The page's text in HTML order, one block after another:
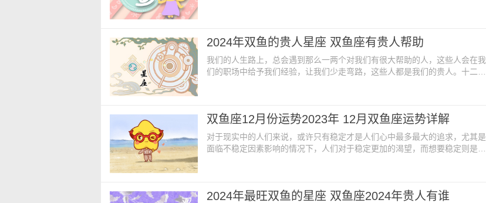
们对爱情都比较执着，属于温情且真切的人。两个人
2024年双鱼的贵人星座 双鱼座有贵人帮助
我们的人生路上，总会遇到那么一两个对我们有很大帮助的人，这些人会在我
们的职场中给予我们经验，让我们少走弯路，这些人都是我们的贵人。十二星
事业，让他们变得更加自律，并且实现更大的目标。处女座的监
双鱼座12月份运势2023年 12月双鱼座运势详解
对于现实中的人们来说，或许只有稳定才是人们心中最多最大的追求，尤其是
面临不稳定因素影响的情况下，人们对于稳定更加的渴望，而想要稳定则是与
报。双鱼座在感情方面需要多一点容忍，特别是对于单身的人，
2024年最旺双鱼的星座 双鱼座2024年贵人有谁